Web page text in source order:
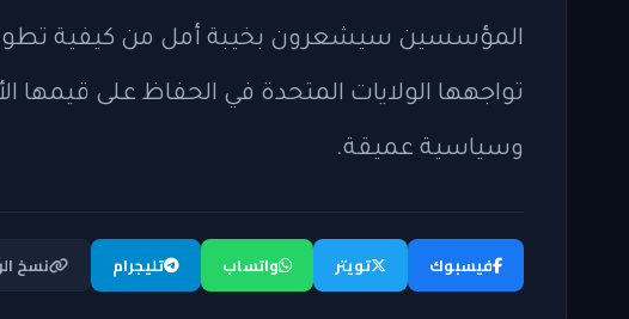
المؤسسين سيشعرون بخيبة أمل من كيفية تطور
تواجهها الولايات المتحدة في الحفاظ على
وسياسية عميقة.
فيسبوك تويتر واتساب تليجرام نسخ